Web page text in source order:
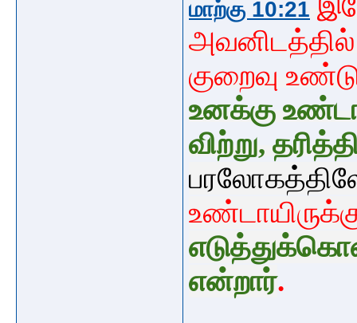
மாற்கு 10:21
அவனிடத்தில்
குறைவு
உனக்கு
விற்று,
என்றார்.